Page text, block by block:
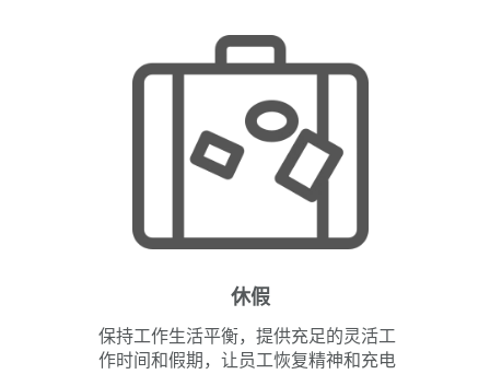
休假
保持工作生活平衡，提供充足的灵活工
作时间和假期，让员工恢复精神和充电